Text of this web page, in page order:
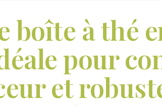
boîte à thé
pour
et